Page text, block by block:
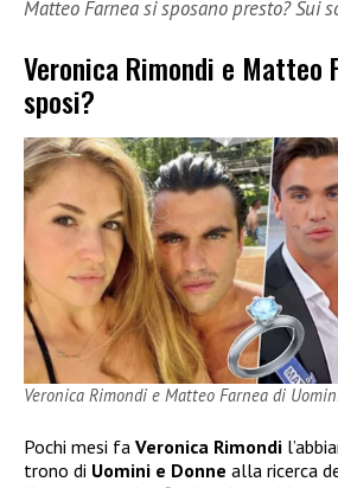
Matteo Farnea si sposano presto? Sui
Veronica Rimondi e Matteo
sposi?
Veronica Rimondi e Matteo Farnea di
Pochi mesi fa Veronica Rimondi
trono di Uomini e Donne alla ricerca